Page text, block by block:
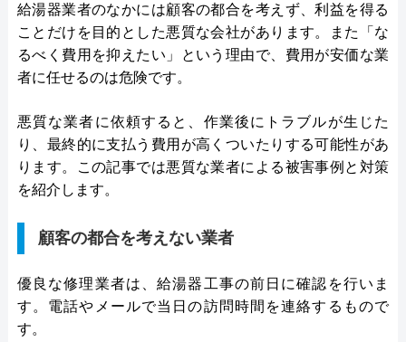
給湯器業者のなかには顧客の都合を考えず、利益を得る
ことだけを目的とした悪質な会社があります。また「な
るべく費用を抑えたい」という理由で、費用が安価な業
者に任せるのは危険です。
悪質な業者に依頼すると、作業後にトラブルが生じた
り、最終的に支払う費用が高くついたりする可能性があ
ります。この記事では悪質な業者による被害事例と対策
を紹介します。
顧客の都合を考えない業者
優良な修理業者は、給湯器工事の前日に確認を行いま
す。電話やメールで当日の訪問時間を連絡するもので
す。